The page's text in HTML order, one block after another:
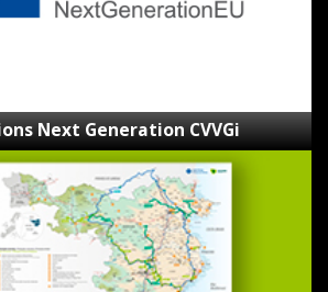
Next Generation CVVGi